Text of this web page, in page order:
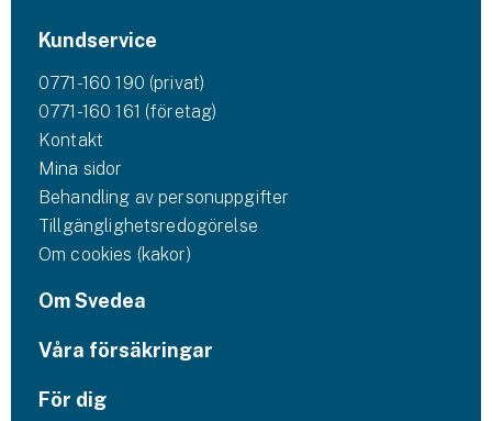
Kundservice
0771-160 190 (privat)
0771-160 161 (företag)
Kontakt
Mina sidor
Behandling av personuppgifter
Tillgänglighetsredogörelse
Om cookies (kakor)
Om Svedea
Våra försäkringar
För dig